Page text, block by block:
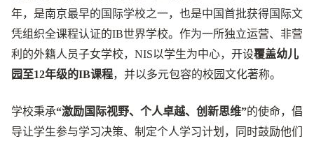
年，是南京最早的国际学校之一，也是中国首批获得国际文
凭组织全课程认证的IB世界学校。作为一所独立运营、非营
利的外籍人员子女学校，NIS以学生为中心，开设覆盖幼儿
园至12年级的IB课程，并以多元包容的校园文化著称。
学校秉承“激励国际视野、个人卓越、创新思维”的使命，倡
导让学生参与学习决策、制定个人学习计划，同时鼓励他们